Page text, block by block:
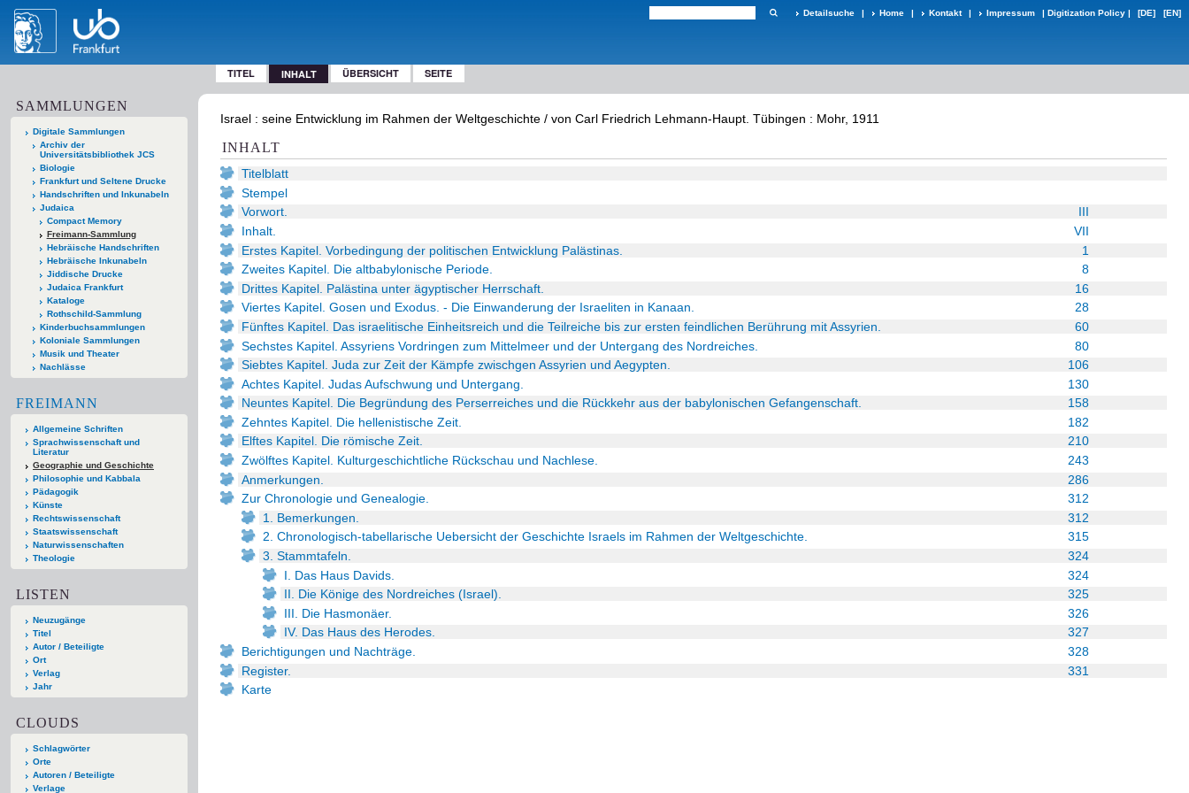
Detailsuche | Home | Kontakt | Impressum | Digitization Policy | [DE] [EN]
TITEL INHALT ÜBERSICHT SEITE
SAMMLUNGEN
Digitale Sammlungen
Archiv der
Universitätsbibliothek JCS
Biologie
Frankfurt und Seltene Drucke
Handschriften und Inkunabeln
Judaica
Compact Memory
Freimann-Sammlung
Hebräische Handschriften
Hebräische Inkunabeln
Jiddische Drucke
Judaica Frankfurt
Kataloge
Rothschild-Sammlung
Kinderbuchsammlungen
Koloniale Sammlungen
Musik und Theater
Nachlässe
FREIMANN
Allgemeine Schriften
Sprachwissenschaft und
Literatur
Geographie und Geschichte
Philosophie und Kabbala
Pädagogik
Künste
Rechtswissenschaft
Staatswissenschaft
Naturwissenschaften
Theologie
LISTEN
Neuzugänge
Titel
Autor / Beteiligte
Ort
Verlag
Jahr
CLOUDS
Schlagwörter
Orte
Autoren / Beteiligte
Verlage
Israel : seine Entwicklung im Rahmen der Weltgeschichte / von Carl Friedrich Lehmann-Haupt. Tübingen : Mohr, 1911
INHALT
Titelblatt
Stempel
III
Vorwort.
VII
Inhalt.
1
Erstes Kapitel. Vorbedingung der politischen Entwicklung Palästinas.
8
Zweites Kapitel. Die altbabylonische Periode.
16
Drittes Kapitel. Palästina unter ägyptischer Herrschaft.
28
Viertes Kapitel. Gosen und Exodus. - Die Einwanderung der Israeliten in Kanaan.
60
Fünftes Kapitel. Das israelitische Einheitsreich und die Teilreiche bis zur ersten feindlichen Berührung mit Assyrien.
80
Sechstes Kapitel. Assyriens Vordringen zum Mittelmeer und der Untergang des Nordreiches.
106
Siebtes Kapitel. Juda zur Zeit der Kämpfe zwischgen Assyrien und Aegypten.
130
Achtes Kapitel. Judas Aufschwung und Untergang.
158
Neuntes Kapitel. Die Begründung des Perserreiches und die Rückkehr aus der babylonischen Gefangenschaft.
182
Zehntes Kapitel. Die hellenistische Zeit.
210
Elftes Kapitel. Die römische Zeit.
243
Zwölftes Kapitel. Kulturgeschichtliche Rückschau und Nachlese.
286
Anmerkungen.
312
Zur Chronologie und Genealogie.
312
1. Bemerkungen.
315
2. Chronologisch-tabellarische Uebersicht der Geschichte Israels im Rahmen der Weltgeschichte.
324
3. Stammtafeln.
324
I. Das Haus Davids.
325
II. Die Könige des Nordreiches (Israel).
326
III. Die Hasmonäer.
327
IV. Das Haus des Herodes.
328
Berichtigungen und Nachträge.
331
Register.
Karte